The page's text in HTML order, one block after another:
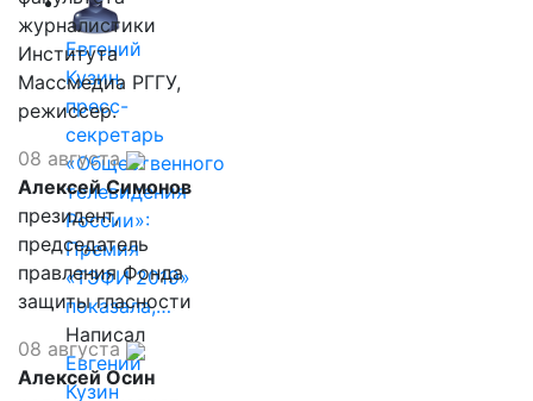
Евгений
Кузин,
пресс-
секретарь
«Общественного
телевидения
России»:
Премия
«ТЭФИ 2019»
показала,…
Написал
Евгений
Кузин
журналистики
Института
Массмедиа РГГУ,
режиссер.
08 августа
Алексей Симонов
президент,
председатель
правления Фонда
защиты гласности
08 августа
Алексей Осин